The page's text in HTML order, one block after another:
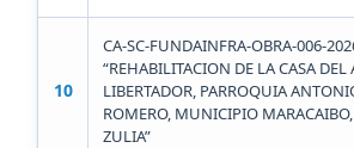
10
CA-SC-FUNDAINFRA-OBRA-006-
“REHABILITACION DE LA CASA DEL
LIBERTADOR, PARROQUIA
ROMERO, MUNICIPIO MARACAIBO,
ZULIA”